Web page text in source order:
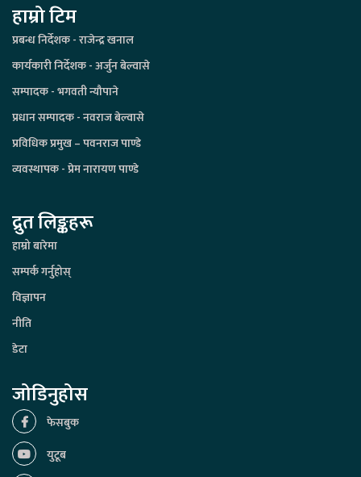
हाम्रो टिम
प्रबन्ध निर्देशक - राजेन्द्र खनाल
कार्यकारी निर्देशक - अर्जुन बेल्वासे
सम्पादक - भगवती न्यौपाने
प्रधान सम्पादक - नवराज बेल्वासे
प्रविधिक प्रमुख – पवनराज पाण्डे
व्यवस्थापक - प्रेम नारायण पाण्डे
द्रुत लिङ्कहरू
हाम्रो बारेमा
सम्पर्क गर्नुहोस्
विज्ञापन
नीति
डेटा
जोडिनुहोस
फेसबुक
युटूब